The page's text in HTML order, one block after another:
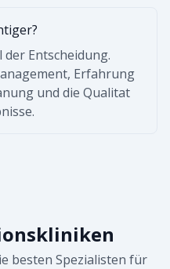
Entscheidung.
Erfahrung
und die Qualitat
besten Spezialisten für